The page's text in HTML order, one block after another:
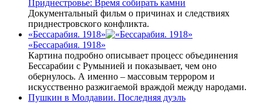
Приднестровье: Время собирать камни
Документальный фильм о причинах и следствиях
приднестровского конфликта.
«Бессарабия. 1918»
«Бессарабия. 1918»
Картина подробно описывает процесс объединения
Бессарабии с Румынией и показывает, чем оно
обернулось. А именно – массовым террором и
искусственно разжигаемой враждой между народами.
Пушкин в Молдавии. Последняя дуэль